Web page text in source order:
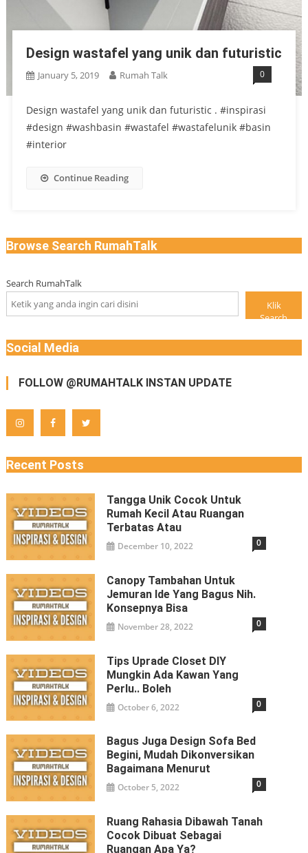
Design wastafel yang unik dan futuristic
January 5, 2019 Rumah Talk 0
Design wastafel yang unik dan futuristic . #inspirasi
#design #washbasin #wastafel #wastafelunik #basin
#interior
Continue Reading
Browse Search RumahTalk
Search RumahTalk
Klik
Search
Social Media
FOLLOW @RUMAHTALK INSTAN UPDATE
Recent Posts
Tangga Unik Cocok Untuk
Rumah Kecil Atau Ruangan
Terbatas Atau
December 10, 2022 0
Canopy Tambahan Untuk
Jemuran Ide Yang Bagus Nih.
Konsepnya Bisa
November 28, 2022 0
Tips Uprade Closet DIY
Mungkin Ada Kawan Yang
Perlu.. Boleh
October 6, 2022 0
Bagus Juga Design Sofa Bed
Begini, Mudah Dikonversikan
Bagaimana Menurut
October 5, 2022 0
Ruang Rahasia Dibawah Tanah
Cocok Dibuat Sebagai
Ruangan Apa Ya?